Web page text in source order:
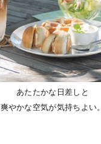
あたたかな日差しと
爽やかな空気が気持ちよい。